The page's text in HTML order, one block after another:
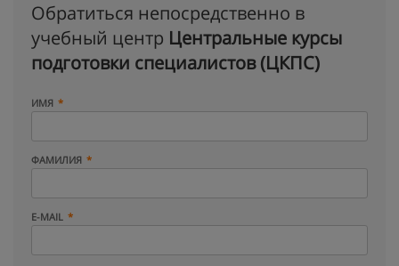
Обратиться непосредственно в
учебный центр Центральные курсы
подготовки специалистов (ЦКПС)
ИМЯ
ФАМИЛИЯ
E-MAIL